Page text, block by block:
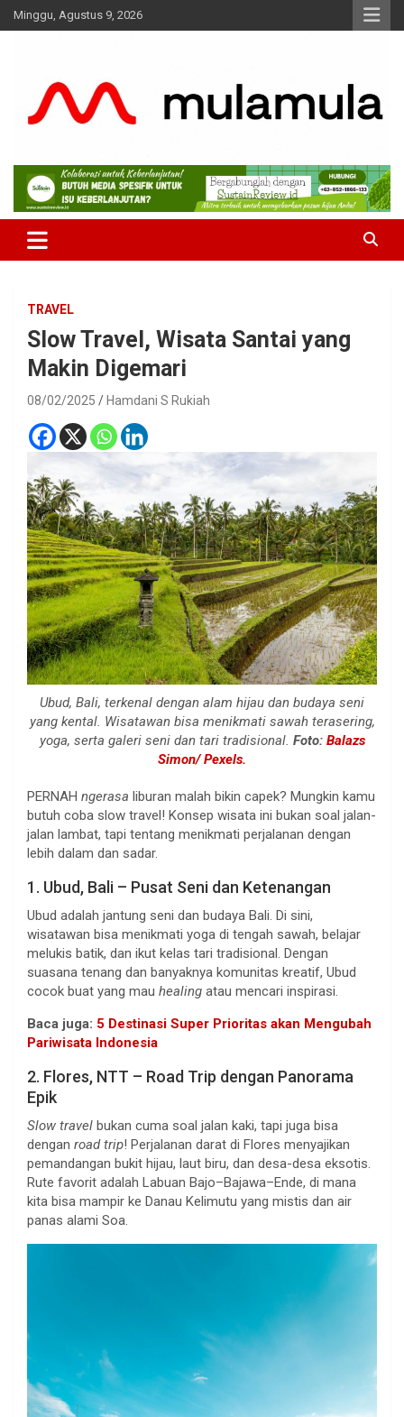
Skip
to
Minggu, Agustus 9, 2026
MulaMula
Medianya para Gen Z
TRAVEL
Slow Travel, Wisata Santai yang
Makin Digemari
08/02/2025 Hamdani S Rukiah
Ubud, Bali, terkenal dengan alam hijau dan budaya seni
yang kental. Wisatawan bisa menikmati sawah terasering,
yoga, serta galeri seni dan tari tradisional. Foto: Balazs
Simon/ Pexels.
PERNAH ngerasa liburan malah bikin capek? Mungkin kamu
butuh coba slow travel! Konsep wisata ini bukan soal jalan-
jalan lambat, tapi tentang menikmati perjalanan dengan
lebih dalam dan sadar.
1. Ubud, Bali – Pusat Seni dan Ketenangan
Ubud adalah jantung seni dan budaya Bali. Di sini,
wisatawan bisa menikmati yoga di tengah sawah, belajar
melukis batik, dan ikut kelas tari tradisional. Dengan
suasana tenang dan banyaknya komunitas kreatif, Ubud
cocok buat yang mau healing atau mencari inspirasi.
Baca juga: 5 Destinasi Super Prioritas akan Mengubah
Pariwisata Indonesia
2. Flores, NTT – Road Trip dengan Panorama
Epik
Slow travel bukan cuma soal jalan kaki, tapi juga bisa
dengan road trip! Perjalanan darat di Flores menyajikan
pemandangan bukit hijau, laut biru, dan desa-desa eksotis.
Rute favorit adalah Labuan Bajo–Bajawa–Ende, di mana
kita bisa mampir ke Danau Kelimutu yang mistis dan air
panas alami Soa.